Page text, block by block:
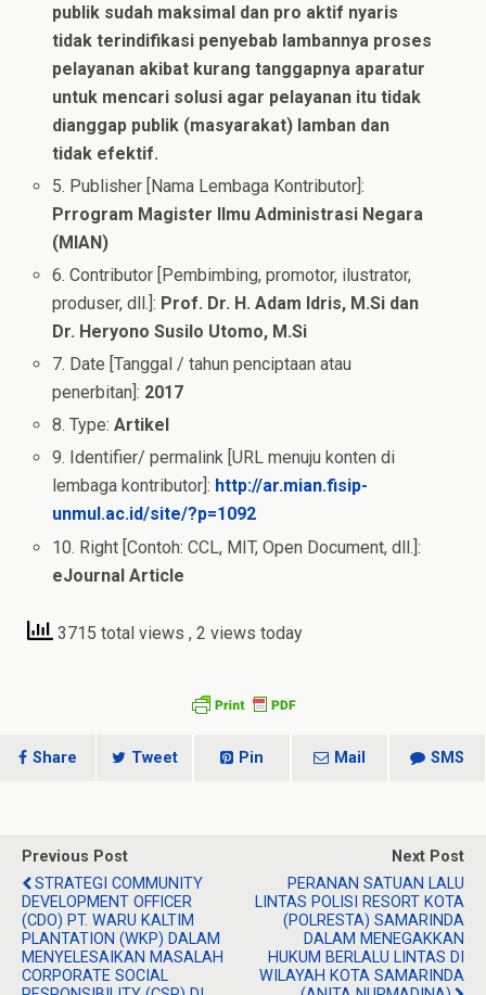
publik sudah maksimal dan pro aktif nyaris
tidak terindifikasi penyebab lambannya proses
pelayanan akibat kurang tanggapnya aparatur
untuk mencari solusi agar pelayanan itu tidak
dianggap publik (masyarakat) lamban dan
tidak efektif.
5. Publisher [Nama Lembaga Kontributor]:
Prrogram Magister Ilmu Administrasi Negara
(MIAN)
6. Contributor [Pembimbing, promotor, ilustrator,
produser, dll.]: Prof. Dr. H. Adam Idris, M.Si dan
Dr. Heryono Susilo Utomo, M.Si
7. Date [Tanggal / tahun penciptaan atau
penerbitan]: 2017
8. Type:Artikel
9. Identifier/ permalink [URL menuju konten di
lembaga kontributor]: http://ar.mian.fisip-
unmul.ac.id/site/?p=1092
10. Right [Contoh: CCL, MIT, Open Document, dll.]:
eJournal Article
3715 total views , 2 views today
Share Tweet Pin Mail SMS
Previous Post
STRATEGI COMMUNITY
DEVELOPMENT OFFICER
(CDO) PT. WARU KALTIM
PLANTATION (WKP) DALAM
MENYELESAIKAN MASALAH
CORPORATE SOCIAL
Next Post
PERANAN SATUAN LALU
LINTAS POLISI RESORT KOTA
(POLRESTA) SAMARINDA
DALAM MENEGAKKAN
HUKUM BERLALU LINTAS DI
WILAYAH KOTA SAMARINDA